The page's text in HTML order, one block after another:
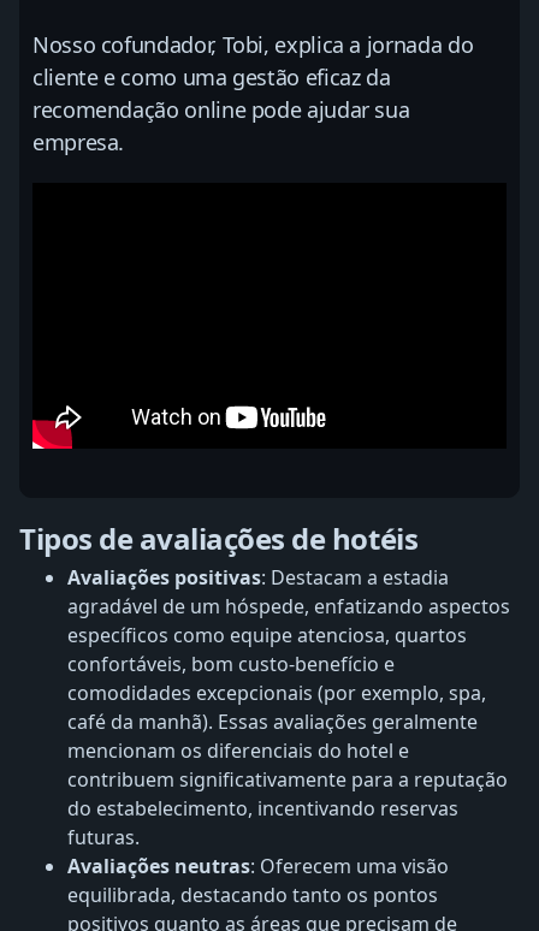
Nosso cofundador, Tobi, explica a jornada do
cliente e como uma gestão eficaz da
recomendação online pode ajudar sua
empresa.
Tipos de avaliações de hotéis
Avaliações positivas: Destacam a estadia
agradável de um hóspede, enfatizando aspectos
específicos como equipe atenciosa, quartos
confortáveis, bom custo-benefício e
comodidades excepcionais (por exemplo, spa,
café da manhã). Essas avaliações geralmente
mencionam os diferenciais do hotel e
contribuem significativamente para a reputação
do estabelecimento, incentivando reservas
futuras.
Avaliações neutras: Oferecem uma visão
equilibrada, destacando tanto os pontos
positivos quanto as áreas que precisam de